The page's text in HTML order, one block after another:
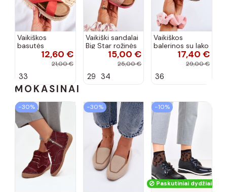
Vaikiškos
basutės
koralinės12,60 €
21,00 €
33
Vaikiški sandalai
Big Star rožinės
spalvos15,00 €
25,00 €
29 34
Vaikiškos
balerinos su lako
efektu ir
kaspinais baltos
17,40 €
29,00 €
36
MOKASINAI
−30% −30% −10%
Paskutiniai dydžiai!